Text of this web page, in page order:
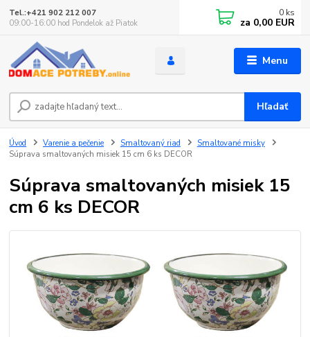
Menu
Hľadať
Tel.:+421 902 212 007
09:00-16:00 hod Pondelok až Piatok
0 ks
za 0,00 EUR
Úvod Varenie a pečenie Smaltovaný riad
Smaltované misky
Súprava smaltovaných misiek 15 cm 6 ks DECOR
Súprava smaltovaných misiek 15
cm 6 ks DECOR